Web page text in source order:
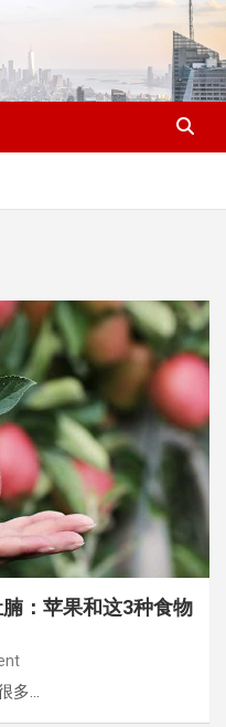
：苹果和这3种食物
多…